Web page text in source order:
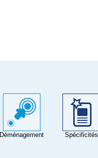
Déménagement Spécificités